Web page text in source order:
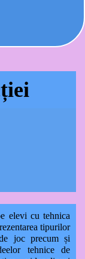
elevi cu tehnica
tipurilor
joc precum și
tehnice de